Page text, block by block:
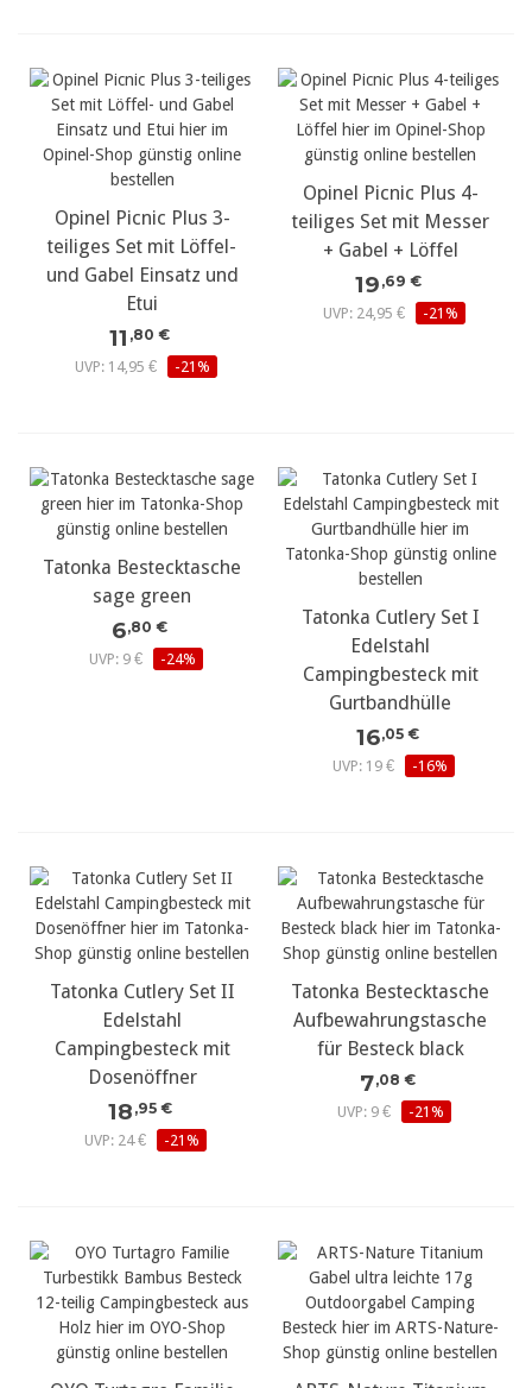
Opinel Picnic Plus 3-
teiliges Set mit Löffel-
und Gabel Einsatz und
Etui
11 ,80 €
UVP: 14,95 €
-21%
Opinel Picnic Plus 4-
teiliges Set mit Messer
+ Gabel + Löffel
19 ,69 €
UVP: 24,95 €
-21%
Tatonka Bestecktasche
sage green
6,80 €
UVP: 9 €
-24%
Tatonka Cutlery Set I
Edelstahl
Campingbesteck mit
Gurtbandhülle
16,05 €
UVP: 19 €
-16%
Tatonka Cutlery Set II
Edelstahl
Campingbesteck mit
Dosenöffner
18 ,95 €
UVP: 24 €
-21%
Tatonka Bestecktasche
Aufbewahrungstasche
für Besteck black
7,08 €
UVP: 9 €
-21%